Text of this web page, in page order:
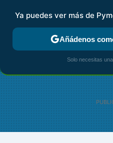
FISCALIDAD Y CONTABILIDAD
Ya puedes ver más de
Añádenos
Solo necesitas